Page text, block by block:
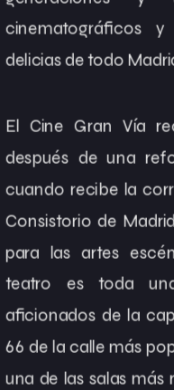
cinematográficos
delicias de todo
El Cine Gran Vía
después de una
cuando recibe la
Consistorio de
para las artes
teatro es toda
aficionados de la
66 de la calle más
una de las salas más